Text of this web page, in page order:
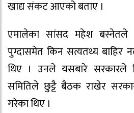
खाद्य संकट आएको बताए ।
एमालेका सांसद महेश बस्नेतले
पुग्दासमेत किन सत्यतथ्य बाहिर
थिए । उनले यसबारे सरकारले
समितिले छुट्टै बैठक राखेर
गरेका थिए ।